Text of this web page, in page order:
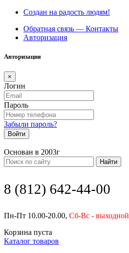
Создан на радость людям!
Обратная связь — Контакты
Авторизация
Авторизация
×
Логин
Пароль
Забыли пароль?
Войти
Основан в 2003г
Найти
8 (812) 642-44-00
Пн-Пт 10.00-20.00, Сб-Вс - выходной
Корзина пуста
Каталог товаров